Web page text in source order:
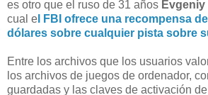
es otro que el ruso de 31 años
cual e l FBI ofrece una recompensa
dólares sobre cualquier pista sobre
Entre los archivos que los usuarios
los archivos de juegos de ordenador,
guardadas y las claves de activación